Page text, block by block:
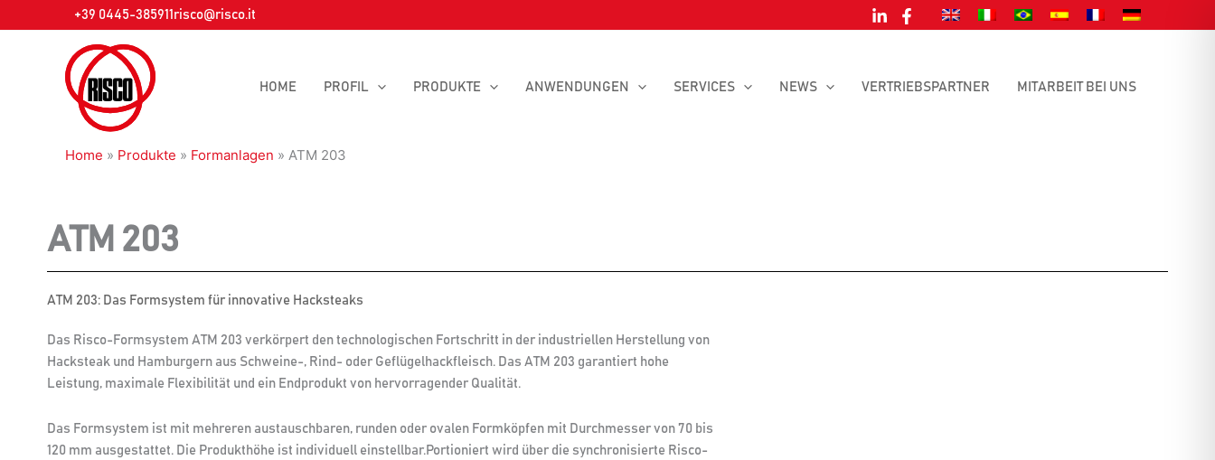
Inhalt
+39 0445-385911 risco@risco.it
HOME PROFIL PRODUKTE ANWENDUNGEN SERVICES NEWS VERTRIEBSPARTNER MITARBEIT BEI UNS
Home » Produkte » Formanlagen » ATM 203
ATM 203
ATM 203: Das Formsystem für innovative Hacksteaks
Das Risco-Formsystem ATM 203 verkörpert den technologischen Fortschritt in der industriellen Herstellung von
Hacksteak und Hamburgern aus Schweine-, Rind- oder Geflügelhackfleisch. Das ATM 203 garantiert hohe
Leistung, maximale Flexibilität und ein Endprodukt von hervorragender Qualität.
Das Formsystem ist mit mehreren austauschbaren, runden oder ovalen Formköpfen mit Durchmesser von 70 bis
120 mm ausgestattet. Die Produkthöhe ist individuell einstellbar.Portioniert wird über die synchronisierte Risco-